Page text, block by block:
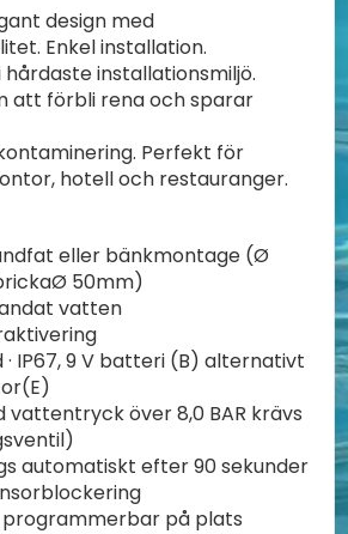
design med
Enkel installation.
hårdaste installationsmiljö.
att förbli rena och sparar
Perfekt för
hotell och restauranger.
eller bänkmontage (Ø
50mm)
vatten
· IP67, 9 V batteri (B) alternativt
vattentryck över 8,0 BAR krävs
automatiskt efter 90 sekunder
programmerbar på plats